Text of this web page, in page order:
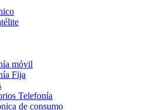
móvil
Fija
Telefonía
de consumo